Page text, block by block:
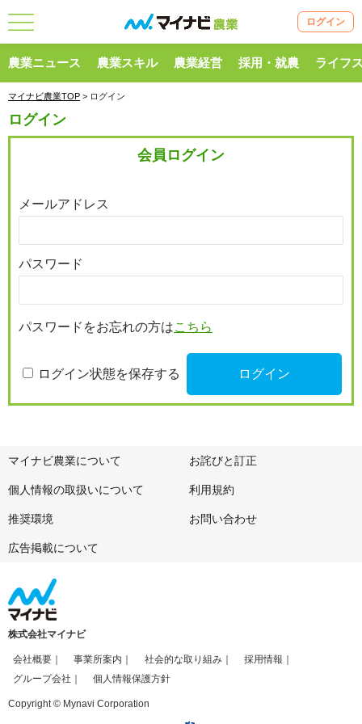
ログイン
農業ニュース 農業スキル 農業経営 採用・就農 ライフ
マイナビ農業TOP > ログイン
ログイン
会員ログイン
メールアドレス
パスワード
パスワードをお忘れの方はこちら
ログイン状態を保存する
マイナビ農業について お詫びと訂正
個人情報の取扱いについて 利用規約
推奨環境 お問い合わせ
広告掲載について
株式会社マイナビ
会社概要 事業所案内 社会的な取り組み
採用情報
グループ会社
個人情報保護方針
Copyright © Mynavi Corporation